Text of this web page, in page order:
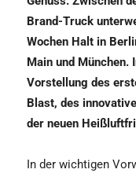
Brand-Truck
Wochen Halt in
Main und
Vorstellung des
Blast, des
der neuen
In der wichtigen